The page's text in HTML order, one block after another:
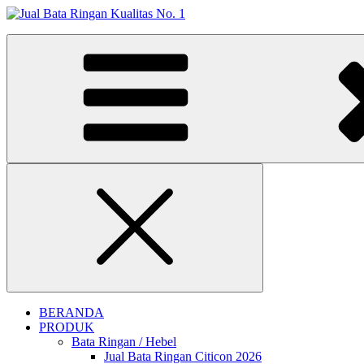
Skip
Jual Bata Ringan Kualitas No. 1
Harga Terbaik 2026
Close
BERANDA
PRODUK
Bata Ringan / Hebel
Jual Bata Ringan Citicon 2026